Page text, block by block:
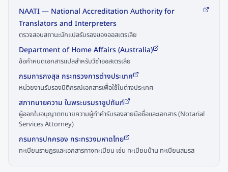
NAATI — National Accreditation Authority for
Translators and Interpreters
ตรวจสอบสถานะนักแปลรับรองของออสเตรเลีย
Department of Home Affairs (Australia)
ข้อกำหนดเอกสารแปลสำหรับวีซ่าออสเตรเลีย
กรมการกงสุล กระทรวงการต่างประเทศ
หน่วยงานรับรองนิติกรณ์เอกสารเพื่อใช้ในต่างประเทศ
สภาทนายความ ในพระบรมราชูปถัมภ์
ผู้ออกใบอนุญาตทนายความผู้ทำคำรับรองลายมือชื่อและเอกสาร (Notarial
Services Attorney)
กรมการปกครอง กระทรวงมหาดไทย
ทะเบียนราษฎรและเอกสารทางทะเบียน เช่น ทะเบียนบ้าน ทะเบียนสมรส